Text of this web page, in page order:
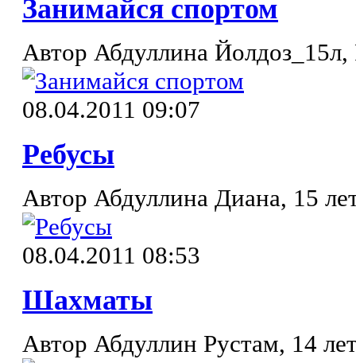
Занимайся спортом
Автор Абдуллина Йолдоз_15л,
08.04.2011 09:07
Ребусы
Автор Абдуллина Диана, 15
08.04.2011 08:53
Шахматы
Автор Абдуллин Рустам, 14